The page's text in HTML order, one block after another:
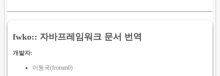
fwko:: 자바프레임워크 문서 번역
개발자:
이동국(fromm0)